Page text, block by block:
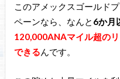
このアメックスゴールド
ペーンなら、なんと 6か月
120,000ANAマイル超の
できるんです。